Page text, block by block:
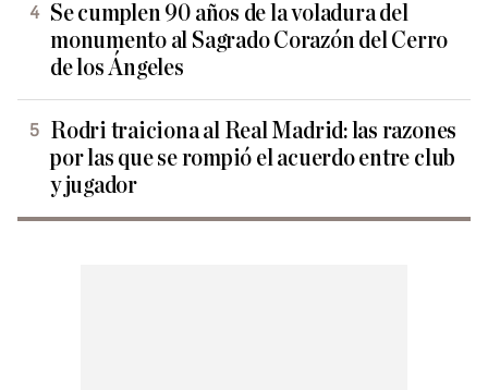
Se cumplen 90 años de la voladura del
monumento al Sagrado Corazón del Cerro
de los Ángeles
Rodri traiciona al Real Madrid: las razones
por las que se rompió el acuerdo entre club
y jugador